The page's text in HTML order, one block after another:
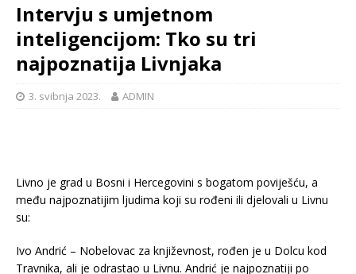
Intervju s umjetnom
inteligencijom: Tko su tri
najpoznatija Livnjaka
3. svibnja 2023. ADMIN
Livno je grad u Bosni i Hercegovini s bogatom poviješću, a
među najpoznatijim ljudima koji su rođeni ili djelovali u Livnu
su:
Ivo Andrić – Nobelovac za književnost, rođen je u Dolcu kod
Travnika, ali je odrastao u Livnu. Andrić je najpoznatiji po